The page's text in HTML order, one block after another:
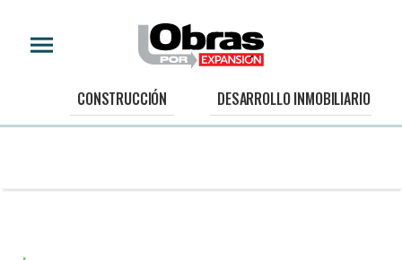
CONSTRUCCIÓN DESARROLLO INMOBILIARIO